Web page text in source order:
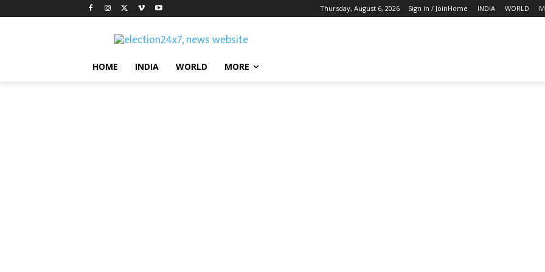
Thursday, August 6, 2026 Sign in / JoinHome INDIA WORLD
HOME INDIA WORLD MORE